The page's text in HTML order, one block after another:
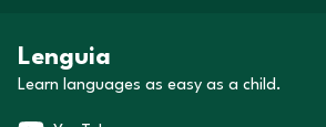
Lenguia
Learn languages as easy as a child.